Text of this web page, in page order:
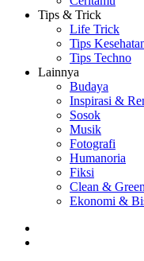
Tips & Trick
Life Trick
Tips
Tips Techno
Lainnya
Budaya
Inspirasi &
Sosok
Musik
Fotografi
Humanoria
Fiksi
Clean & Green
Ekonomi &